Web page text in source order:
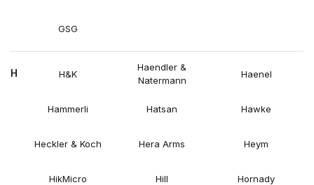
GSG
H H&K
Haendler &
Natermann
Haenel
Hammerli Hatsan Hawke
Heckler & Koch Hera Arms Heym
HikMicro Hill Hornady